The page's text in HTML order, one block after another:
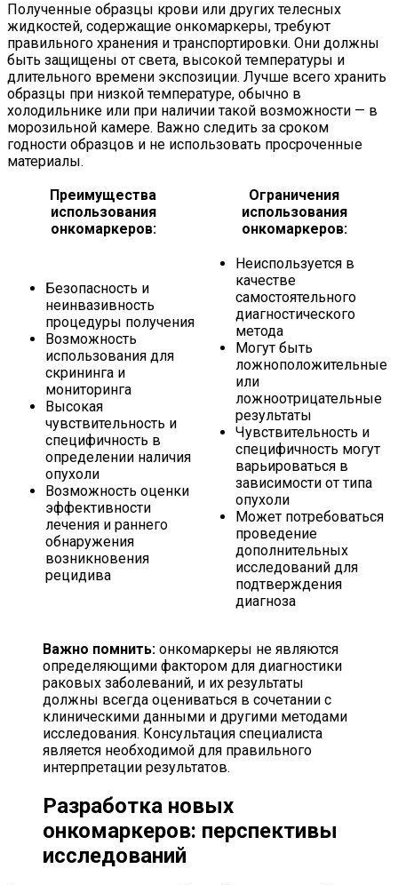
Полученные образцы крови или других телесных
жидкостей, содержащие онкомаркеры, требуют
правильного хранения и транспортировки. Они должны
быть защищены от света, высокой температуры и
длительного времени экспозиции. Лучше всего хранить
образцы при низкой температуре, обычно в
холодильнике или при наличии такой возможности — в
морозильной камере. Важно следить за сроком
годности образцов и не использовать просроченные
материалы.
Преимущества
использования
онкомаркеров:
Ограничения
использования
онкомаркеров:
Безопасность и
неинвазивность
процедуры получения
Возможность
использования для
скрининга и
мониторинга
Высокая
чувствительность и
специфичность в
определении наличия
опухоли
Возможность оценки
эффективности
лечения и раннего
обнаружения
возникновения
рецидива
Неиспользуется в
качестве
самостоятельного
диагностического
метода
Могут быть
ложноположительные
или
ложноотрицательные
результаты
Чувствительность и
специфичность могут
варьироваться в
зависимости от типа
опухоли
Может потребоваться
проведение
дополнительных
исследований для
подтверждения
диагноза
Важно помнить: онкомаркеры не являются
определяющими фактором для диагностики
раковых заболеваний, и их результаты
должны всегда оцениваться в сочетании с
клиническими данными и другими методами
исследования. Консультация специалиста
является необходимой для правильного
интерпретации результатов.
Разработка новых
онкомаркеров: перспективы
исследований